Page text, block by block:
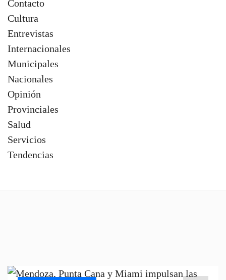
Contacto
Cultura
Entrevistas
Internacionales
Municipales
Nacionales
Opinión
Provinciales
Salud
Servicios
Tendencias